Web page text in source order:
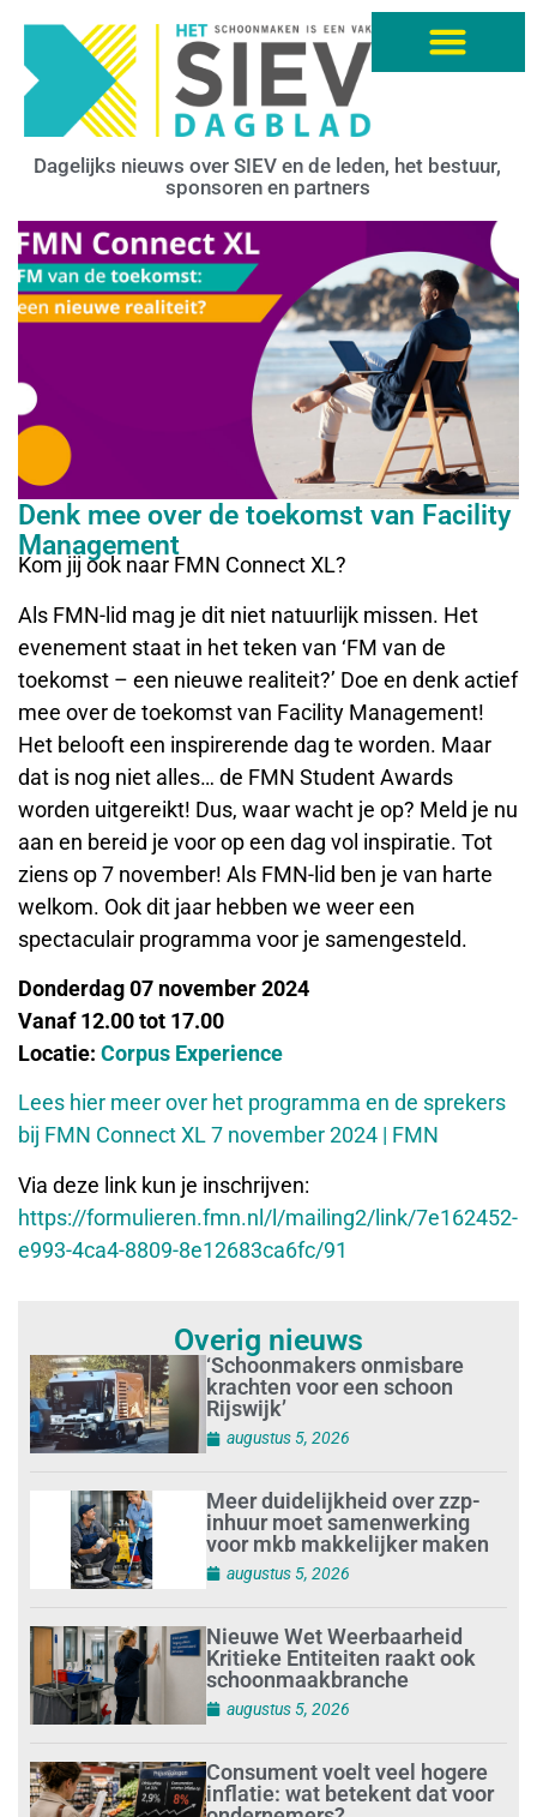
Dagelijks nieuws over SIEV en de leden, het bestuur,
sponsoren en partners
Denk mee over de toekomst van Facility
Management
Kom jij ook naar FMN Connect XL?
Als FMN-lid mag je dit niet natuurlijk missen. Het
evenement staat in het teken van ‘FM van de
toekomst – een nieuwe realiteit?’ Doe en denk actief
mee over de toekomst van Facility Management!
Het belooft een inspirerende dag te worden. Maar
dat is nog niet alles… de FMN Student Awards
worden uitgereikt! Dus, waar wacht je op? Meld je nu
aan en bereid je voor op een dag vol inspiratie. Tot
ziens op 7 november! Als FMN-lid ben je van harte
welkom. Ook dit jaar hebben we weer een
spectaculair programma voor je samengesteld.
Donderdag 07 november 2024
Vanaf 12.00 tot 17.00
Locatie: Corpus Experience
Lees hier meer over het programma en de sprekers
bij FMN Connect XL 7 november 2024 | FMN
Via deze link kun je inschrijven:
https://formulieren.fmn.nl/l/mailing2/link/7e162452-
e993-4ca4-8809-8e12683ca6fc/91
Overig nieuws
‘Schoonmakers onmisbare
krachten voor een schoon
Rijswijk’
augustus 5, 2026
Meer duidelijkheid over zzp-
inhuur moet samenwerking
voor mkb makkelijker maken
augustus 5, 2026
Nieuwe Wet Weerbaarheid
Kritieke Entiteiten raakt ook
schoonmaakbranche
augustus 5, 2026
Consument voelt veel hogere
inflatie: wat betekent dat voor